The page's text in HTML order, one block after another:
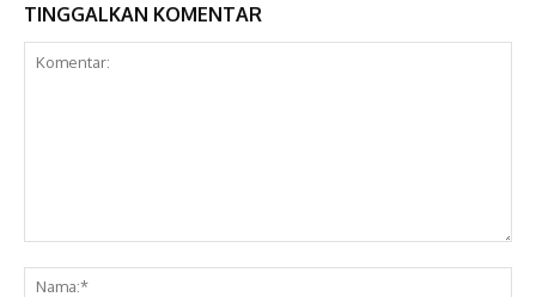
TINGGALKAN KOMENTAR